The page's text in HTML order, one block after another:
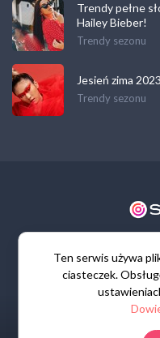
Trendy pełne
Hailey Bieber!
Trendy sezonu
Jesień zima
Trendy sezonu
Ten serwis używa
ciasteczek.